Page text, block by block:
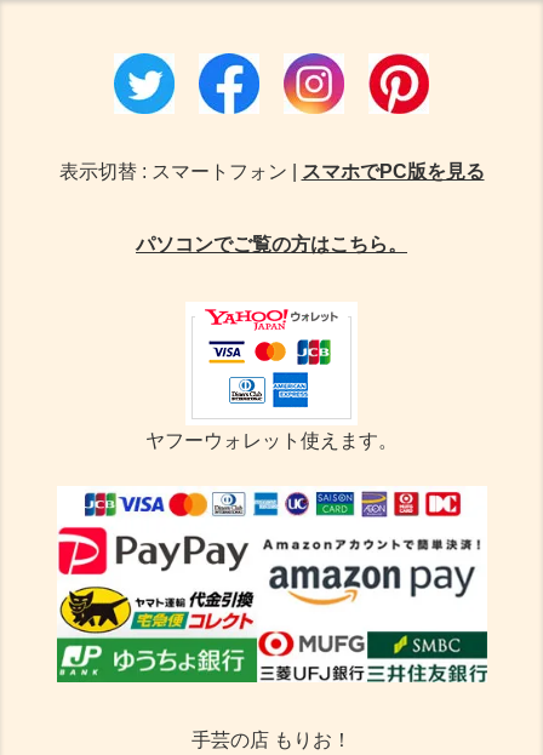
表示切替 : スマートフォン | スマホでPC版を見る
パソコンでご覧の方はこちら。
ヤフーウォレット使えます。
手芸の店 もりお！